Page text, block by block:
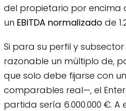
del propietario por encima
un EBITDA normalizado de
Si para su perfil y
razonable un múltiplo de,
que solo debe fijarse con
comparables real—, el
partida sería 6.000.000 €.